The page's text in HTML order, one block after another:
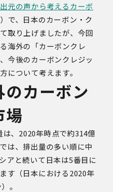
元の声から考えるカーボ
）で、日本のカーボン・ク
取り上げましたが、今回
海外の「カーボンクレ
今後のカーボンクレジッ
について考えます。
カーボン
場
、2020年時点で約314億
は、排出量の多い順に中
アと続いて日本は5番目に
す（日本における2020年
。